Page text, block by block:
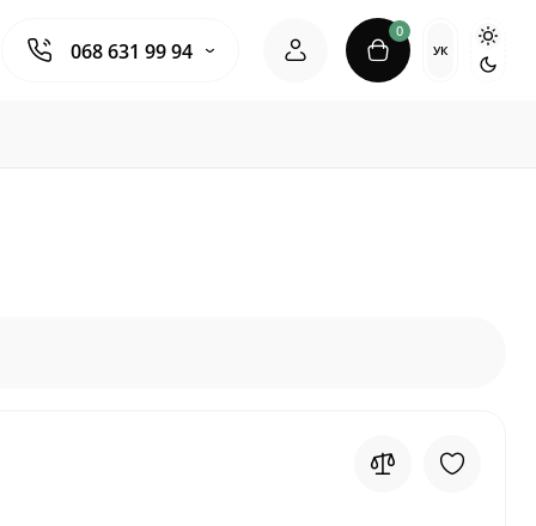
068 631 99 94
0
УК